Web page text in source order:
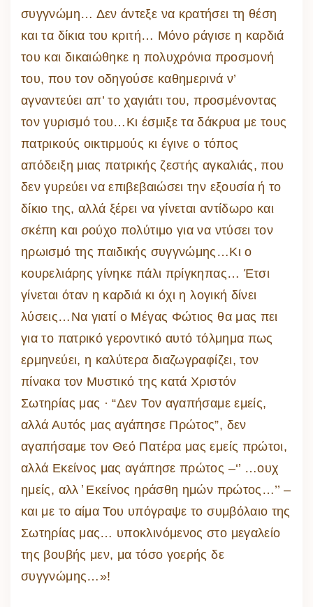
συγγνώμη… Δεν άντεξε να κρατήσει τη θέση
και τα δίκια του κριτή… Μόνο ράγισε η καρδιά
του και δικαιώθηκε η πολυχρόνια προσμονή
του, που τον οδηγούσε καθημερινά ν’
αγναντεύει απ’ το χαγιάτι του, προσμένοντας
τον γυρισμό του…Κι έσμιξε τα δάκρυα με τους
πατρικούς οικτιρμούς κι έγινε ο τόπος
απόδειξη μιας πατρικής ζεστής αγκαλιάς, που
δεν γυρεύει να επιβεβαιώσει την εξουσία ή το
δίκιο της, αλλά ξέρει να γίνεται αντίδωρο και
σκέπη και ρούχο πολύτιμο για να ντύσει τον
ηρωισμό της παιδικής συγγνώμης…Κι ο
κουρελιάρης γίνηκε πάλι πρίγκηπας… Έτσι
γίνεται όταν η καρδιά κι όχι η λογική δίνει
λύσεις…Να γιατί ο Μέγας Φώτιος θα μας πει
για το πατρικό γεροντικό αυτό τόλμημα πως
ερμηνεύει, η καλύτερα διαζωγραφίζει, τον
πίνακα τον Μυστικό της κατά Χριστόν
Σωτηρίας μας · “Δεν Τον αγαπήσαμε εμείς,
αλλά Αυτός μας αγάπησε Πρώτος”, δεν
αγαπήσαμε τον Θεό Πατέρα μας εμείς πρώτοι,
αλλά Εκείνος μας αγάπησε πρώτος –‘’ …ουχ
ημείς, αλλ ̓ Εκείνος ηράσθη ημών πρώτος…’’ –
και με το αίμα Του υπόγραψε το συμβόλαιο της
Σωτηρίας μας… υποκλινόμενος στο μεγαλείο
της βουβής μεν, μα τόσο γοερής δε
συγγνώμης…»!